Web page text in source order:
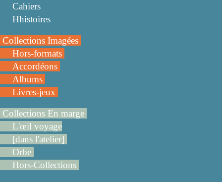
Cahiers
Hhistoires
Collections Imagées
Hors-formats
Accordéons
Albums
Livres-jeux
Collections En marge
L'œil voyage
[dans l'atelier]
Orbe
Hors-Collections